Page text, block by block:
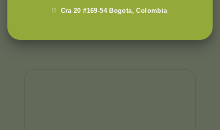
Cra 20 #169-54 Bogota, Colombia